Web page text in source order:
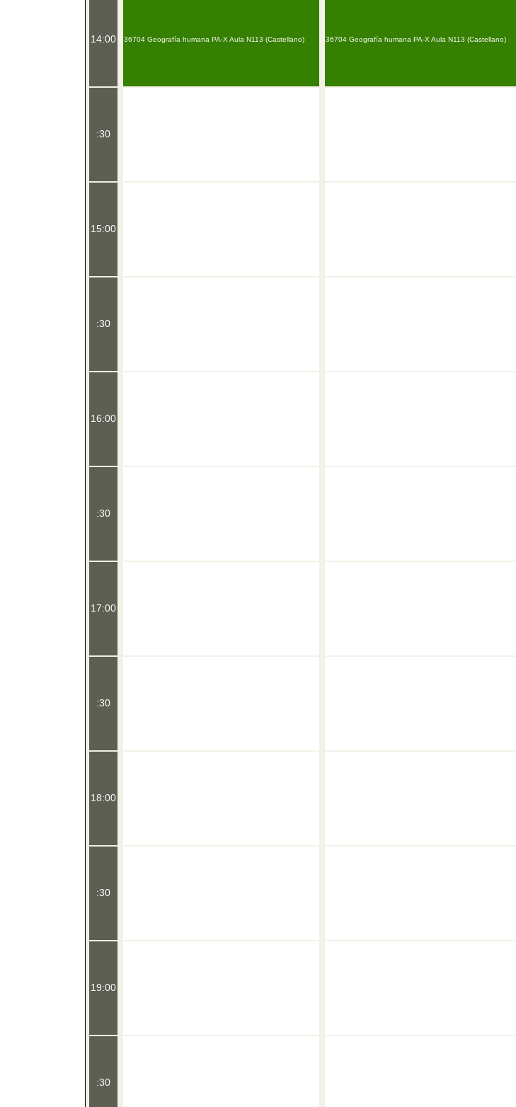
14:00
:30
15:00
:30
16:00
:30
17:00
:30
18:00
:30
19:00
:30
36704 Geografía humana PA-X Aula N113 (Castellano) 36704 Geografía humana PA-X Aula N113 (Castellano)